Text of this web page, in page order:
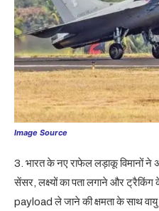
Image Source
3. भारत के नए राफेल लड़ाकू विमानों
सेंसर, लक्ष्यों का पता लगाने और ट्रैकिंग
payload ले जाने की क्षमता के साथ